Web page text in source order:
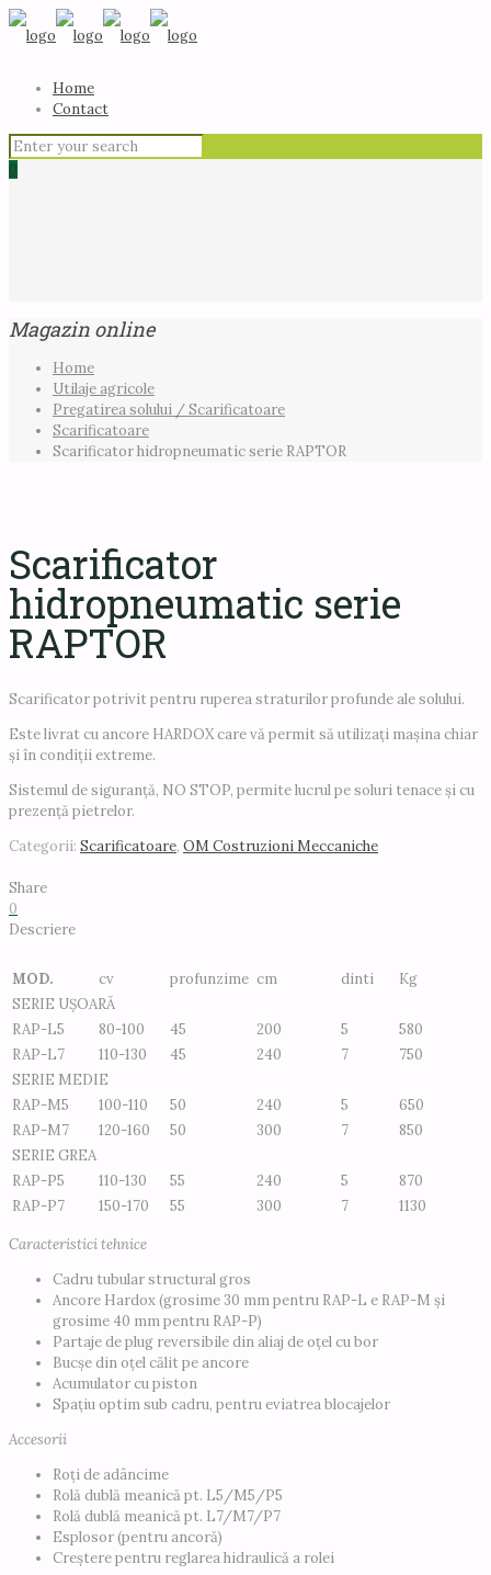
Home
Contact
0
Magazin online
Home
Utilaje agricole
Pregatirea solului / Scarificatoare
Scarificatoare
Scarificator hidropneumatic serie RAPTOR
Scarificator
hidropneumatic serie
RAPTOR
Scarificator potrivit pentru ruperea straturilor profunde ale solului.
Este livrat cu ancore HARDOX care vă permit să utilizați mașina chiar
și în condiții extreme.
Sistemul de siguranță, NO STOP, permite lucrul pe soluri tenace și cu
prezență pietrelor.
Categorii: Scarificatoare, OM Costruzioni Meccaniche
Share
0
Descriere
MOD. cv profunzime cm dinti
Kg
SERIE UȘOARĂ
RAP-L5
80-100 45 200 5
580
RAP-L7
110-130 45 240 7
750
SERIE MEDIE
RAP-M5
100-110 50 240 5
650
RAP-M7
120-160 50 300 7
850
SERIE GREA
RAP-P5
110-130 55 240 5
870
RAP-P7
150-170 55 300 7 1130
Caracteristici tehnice
Cadru tubular structural gros
Ancore Hardox (grosime 30 mm pentru RAP-L e RAP-M și
grosime 40 mm pentru RAP-P)
Partaje de plug reversibile din aliaj de oțel cu bor
Bucșe din oțel călit pe ancore
Acumulator cu piston
Spațiu optim sub cadru, pentru eviatrea blocajelor
Accesorii
Roți de adâncime
Rolă dublă meanică pt. L5/M5/P5
Rolă dublă meanică pt. L7/M7/P7
Esplosor (pentru ancoră)
Creștere pentru reglarea hidraulică a rolei